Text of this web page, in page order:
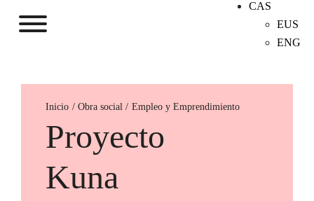
CAS
EUS
ENG
Inicio Empleo y Emprendimiento
Proyecto
Kuna